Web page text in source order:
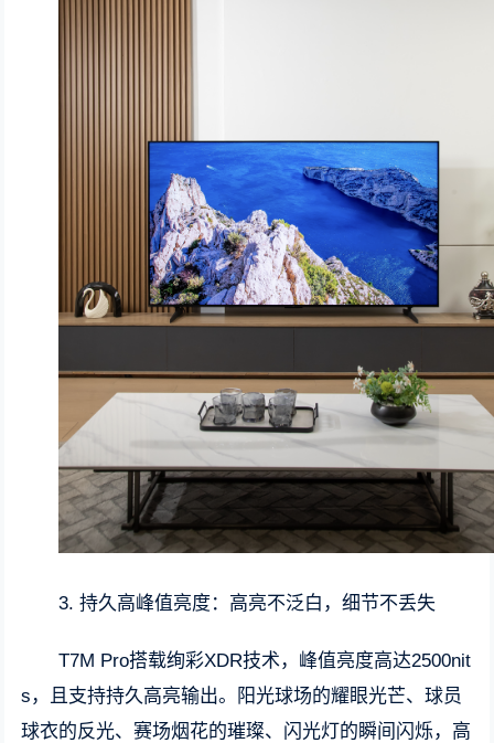
3. 持久高峰值亮度：高亮不泛白，细节不丢失
T7M Pro搭载绚彩XDR技术，峰值亮度高达2500nit
s，且支持持久高亮输出。阳光球场的耀眼光芒、球员
球衣的反光、赛场烟花的璀璨、闪光灯的瞬间闪烁，高